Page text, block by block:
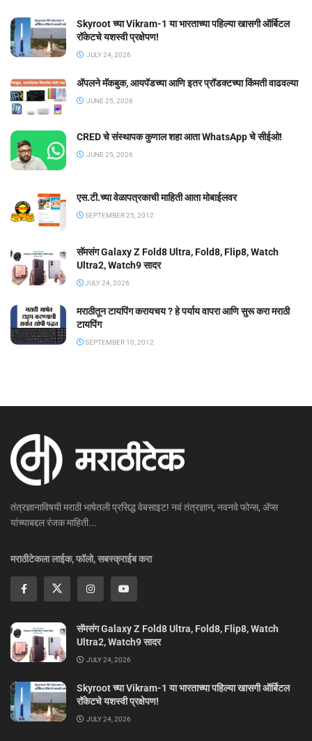
Skyroot च्या Vikram-1 या भारताच्या पहिल्या खासगी ऑर्बिटल
रॉकेटचे यशस्वी प्रक्षेपण!
JULY 24, 2026
ॲपलने मॅकबुक, आयपॅडच्या आणि इतर प्रॉडक्टच्या किंमती वाढवल्या
JUNE 25, 2026
CRED चे संस्थापक कुणाल शहा आता WhatsApp चे सीईओ!
JUNE 25, 2026
एस.टी.च्या वेळापत्रकाची माहिती आता मोबाईलवर
SEPTEMBER 25, 2012
सॅमसंग Galaxy Z Fold8 Ultra, Fold8, Flip8, Watch
Ultra2, Watch9 सादर
JULY 24, 2026
मराठीतून टायपिंग करायचय ? हे पर्याय वापरा आणि सुरू करा मराठी
टायपिंग
SEPTEMBER 10, 2012
तंत्रज्ञानाविषयी मराठी भाषेतली प्रसिद्ध वेबसाइट! नवं तंत्रज्ञान, नवनवे फोन्स, ॲप्स
यांच्याबद्दल रंजक माहिती...
मराठीटेकला लाईक, फॉलो, सबस्क्राईब करा
सॅमसंग Galaxy Z Fold8 Ultra, Fold8, Flip8, Watch
Ultra2, Watch9 सादर
JULY 24, 2026
Skyroot च्या Vikram-1 या भारताच्या पहिल्या खासगी ऑर्बिटल
रॉकेटचे यशस्वी प्रक्षेपण!
JULY 24, 2026